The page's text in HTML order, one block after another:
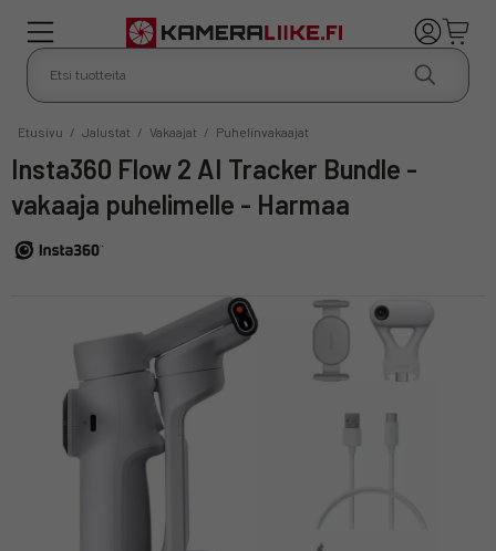
Etusivu / Jalustat / Vakaajat / Puhelinvakaajat
Insta360 Flow 2 AI Tracker Bundle -
vakaaja puhelimelle - Harmaa